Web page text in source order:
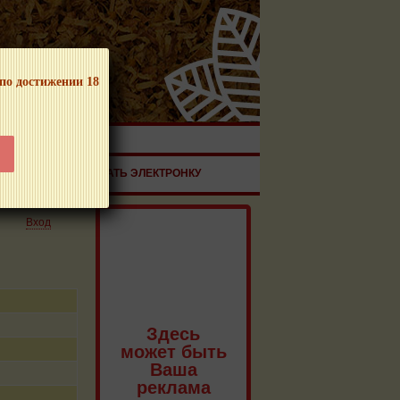
достижении 18
ПРОДУКЦИИ!
ЗАКАЗАТЬ ЭЛЕКТРОНКУ
Вход
Здесь
может быть
Ваша
реклама